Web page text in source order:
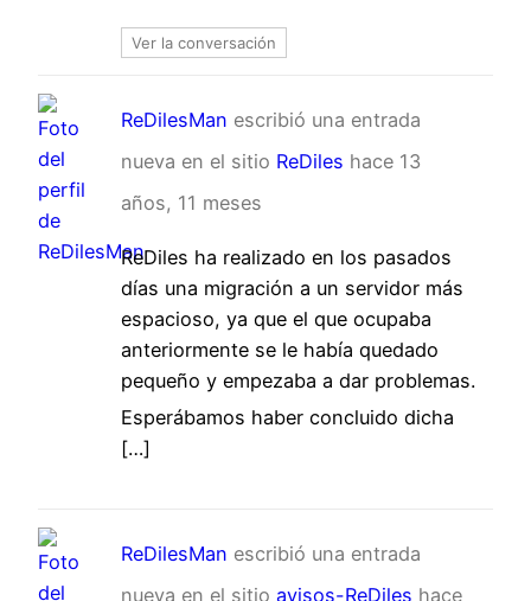
Ver la conversación
ReDilesMan escribió una entrada
nueva en el sitio ReDiles hace 13
años, 11 meses
ReDiles ha realizado en los pasados
días una migración a un servidor más
espacioso, ya que el que ocupaba
anteriormente se le había quedado
pequeño y empezaba a dar problemas.
Esperábamos haber concluido dicha
[…]
ReDilesMan escribió una entrada
nueva en el sitio avisos-ReDiles hace